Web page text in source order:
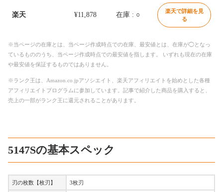
楽天 ¥11,878 在庫 : ○
楽天で詳細を見
る
※当ページの在庫とは、当ページ作成時点での在庫、最安値とは、在庫が◯となっ
ているもののうち、当ページ作成時点での最安値を指します。 いずれも現在の在庫
や最安値を保証するものではありません。
※ランク王は、Amazon.co.jpアソシエイト、楽天アフィリエイトを始めとした各種
アフィリエイトプログラムに参加しています。記事で紹介した商品を購入すると、
売上の一部がランク王に還元されることがあります。
5147Sの基本スペック
刃の枚数【枚刃】 3枚刃